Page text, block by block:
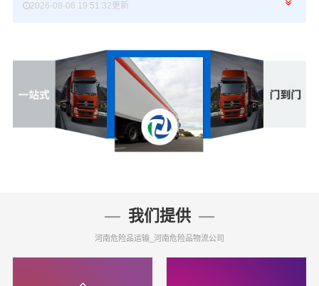
2026-08-06 19:51:32更新
我们提供
河南危险品运输_河南危险品物流公司